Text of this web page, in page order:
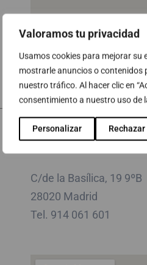
Valoramos tu privacidad
Usamos cookies para mejorar su
mostrarle anuncios o contenidos
nuestro tráfico. Al hacer clic en
consentimiento a nuestro uso de
Personalizar
C/de la Basílica, 19 9ºB
28020 Madrid
Tel. 914 061 601